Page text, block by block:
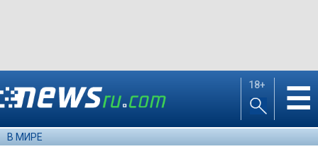
18+ ☰
В МИРЕ